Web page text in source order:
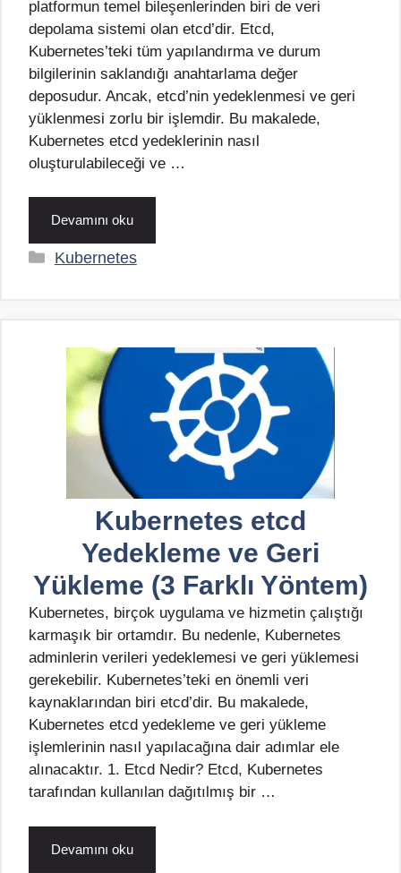
platformun temel bileşenlerinden biri de veri
depolama sistemi olan etcd’dir. Etcd,
Kubernetes’teki tüm yapılandırma ve durum
bilgilerinin saklandığı anahtarlama değer
deposudur. Ancak, etcd’nin yedeklenmesi ve geri
yüklenmesi zorlu bir işlemdir. Bu makalede,
Kubernetes etcd yedeklerinin nasıl
oluşturulabileceği ve …
Devamını oku
Kategoriler
Kubernetes
Kubernetes etcd
Yedekleme ve Geri
Yükleme (3 Farklı Yöntem)
Kubernetes, birçok uygulama ve hizmetin çalıştığı
karmaşık bir ortamdır. Bu nedenle, Kubernetes
adminlerin verileri yedeklemesi ve geri yüklemesi
gerekebilir. Kubernetes’teki en önemli veri
kaynaklarından biri etcd’dir. Bu makalede,
Kubernetes etcd yedekleme ve geri yükleme
işlemlerinin nasıl yapılacağına dair adımlar ele
alınacaktır. 1. Etcd Nedir? Etcd, Kubernetes
tarafından kullanılan dağıtılmış bir …
Devamını oku